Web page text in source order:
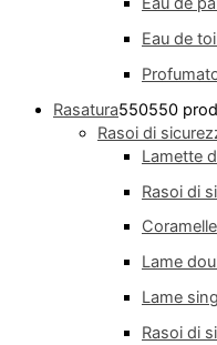
Eau de
Rasatura550550
Rasoi di
Lamette
Rasoi di
Lame
Lame
Rasoi di